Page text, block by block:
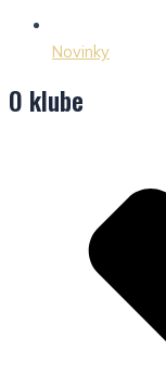
Novinky
O klube